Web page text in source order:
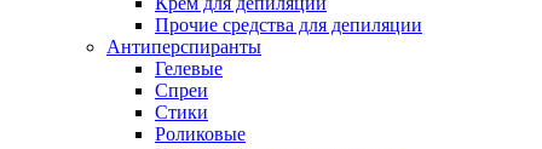
Прочие средства для депиляции
Антиперспиранты
Гелевые
Спреи
Стики
Роликовые